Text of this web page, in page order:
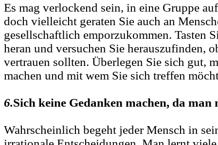
Es mag verlockend sein, in eine Gruppe
doch vielleicht geraten Sie auch an
gesellschaftlich emporzukommen. Tasten
heran und versuchen Sie herauszufinden,
vertrauen sollten. Überlegen Sie sich gut,
machen und mit wem Sie sich treffen
6.Sich keine Gedanken machen, da
Wahrscheinlich begeht jeder Mensch in